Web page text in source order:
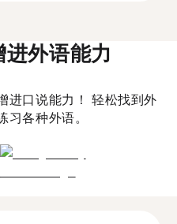
外语能力
进口说能力！ 轻松找到外
习各种外语。